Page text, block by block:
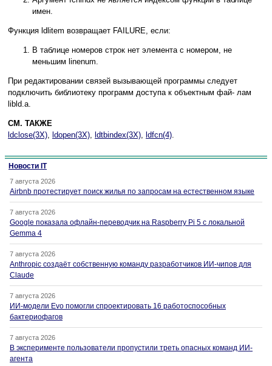
имен.
Функция ldlitem возвращает FAILURE, если:
В таблице номеров строк нет элемента с номером, не
меньшим linenum.
При редактировании связей вызывающей программы следует
подключить библиотеку программ доступа к объектным фай- лам
libld.a.
СМ. ТАКЖЕ
ldclose(3X), ldopen(3X), ldtbindex(3X), ldfcn(4).
Новости IT
7 августа 2026
Airbnb протестирует поиск жилья по запросам на естественном языке
7 августа 2026
Google показала офлайн-переводчик на Raspberry Pi 5 с локальной
Gemma 4
7 августа 2026
Anthropic создаёт собственную команду разработчиков ИИ-чипов для
Claude
7 августа 2026
ИИ-модели Evo помогли спроектировать 16 работоспособных
бактериофагов
7 августа 2026
В эксперименте пользователи пропустили треть опасных команд ИИ-
агента